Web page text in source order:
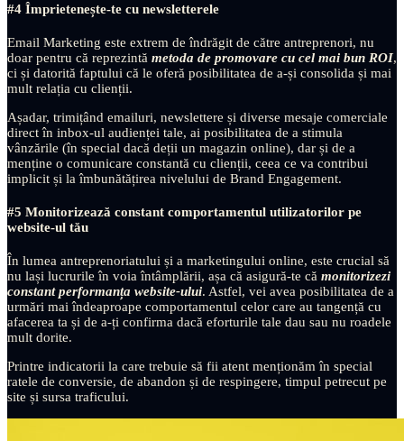
#4 Împrietenește-te cu newsletterele
Email Marketing este extrem de îndrăgit de către antreprenori, nu
doar pentru că reprezintă metoda de promovare cu cel mai bun ROI,
ci și datorită faptului că le oferă posibilitatea de a-și consolida și mai
mult relația cu clienții.
Așadar, trimițând emailuri, newslettere și diverse mesaje comerciale
direct în inbox-ul audienței tale, ai posibilitatea de a stimula
vânzările (în special dacă deții un magazin online), dar și de a
menține o comunicare constantă cu clienții, ceea ce va contribui
implicit și la îmbunătățirea nivelului de Brand Engagement.
#5 Monitorizează constant comportamentul utilizatorilor pe
website-ul tău
În lumea antreprenoriatului și a marketingului online, este crucial să
nu lași lucrurile în voia întâmplării, așa că asigură-te că monitorizezi
constant performanța website-ului. Astfel, vei avea posibilitatea de a
urmări mai îndeaproape comportamentul celor care au tangență cu
afacerea ta și de a-ți confirma dacă eforturile tale dau sau nu roadele
mult dorite.
Printre indicatorii la care trebuie să fii atent menționăm în special
ratele de conversie, de abandon și de respingere, timpul petrecut pe
site și sursa traficului.